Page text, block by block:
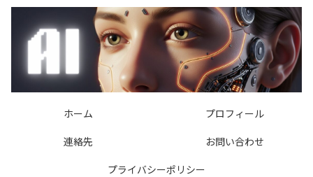
ホーム
プロフィール
連絡先
お問い合わせ
プライバシーポリシー